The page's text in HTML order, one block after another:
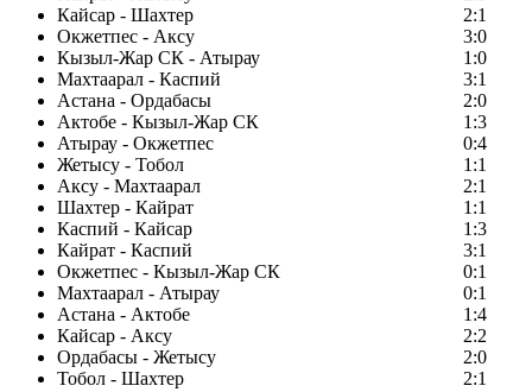
Кайсар - Шахтер
2:1
Окжетпес - Аксу
3:0
Кызыл-Жар СК - Атырау
1:0
Махтаарал - Каспий
3:1
Астана - Ордабасы
2:0
Актобе - Кызыл-Жар СК
1:3
Атырау - Окжетпес
0:4
Жетысу - Тобол
1:1
Аксу - Махтаарал
2:1
Шахтер - Кайрат
1:1
Каспий - Кайсар
1:3
Кайрат - Каспий
3:1
Окжетпес - Кызыл-Жар СК
0:1
Махтаарал - Атырау
0:1
Астана - Актобе
1:4
Кайсар - Аксу
2:2
Ордабасы - Жетысу
2:0
Тобол - Шахтер
2:1